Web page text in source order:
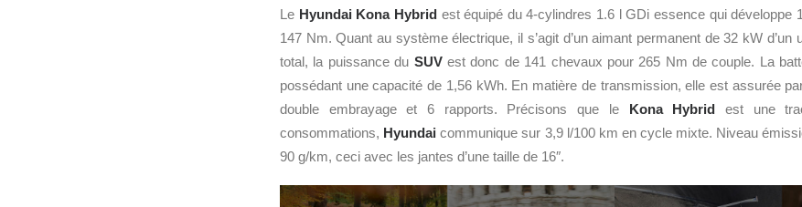
Le Hyundai Kona Hybridest équipé du 4-cylindres 1.6 l GDi essence qui développe
147 Nm. Quant au système électrique, il s’agit d’un aimant permanent de 32 kW d’un
total, la puissance du SUVest donc de 141 chevaux pour 265 Nm de couple. La
possédant une capacité de 1,56 kWh. En matière de transmission, elle est assurée
double embrayage et 6 rapports. Précisons que le Kona Hybrid est une
consommations, Hyundai communique sur 3,9 l/100 km en cycle mixte. Niveau
90 g/km, ceci avec les jantes d’une taille de 16″.